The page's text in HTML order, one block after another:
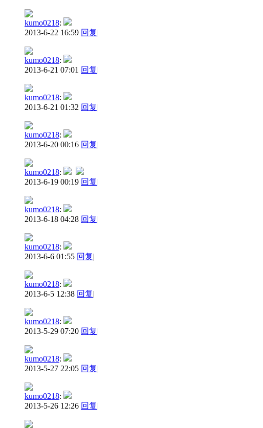
kumo0218:
2013-6-22 16:59 回复|
kumo0218:
2013-6-21 07:01 回复|
kumo0218:
2013-6-21 01:32 回复|
kumo0218:
2013-6-20 00:16 回复|
kumo0218:
2013-6-19 00:19 回复|
kumo0218:
2013-6-18 04:28 回复|
kumo0218:
2013-6-6 01:55 回复|
kumo0218:
2013-6-5 12:38 回复|
kumo0218:
2013-5-29 07:20 回复|
kumo0218:
2013-5-27 22:05 回复|
kumo0218:
2013-5-26 12:26 回复|